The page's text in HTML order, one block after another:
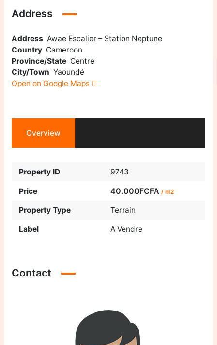
Address
Address Awae Escalier – Station Neptune
Country Cameroon
Province/State Centre
City/Town Yaoundé
Open on Google Maps
Overview
Property ID 9743
Price 40.000FCFA / m2
Property Type Terrain
Label A Vendre
Contact